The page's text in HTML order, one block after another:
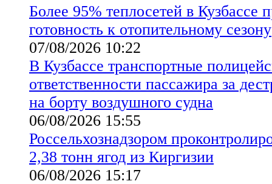
Более 95% теплосетей в Кузбассе
готовность к отопительному сезону
07/08/2026 10:22
В Кузбассе транспортные
ответственности пассажира за
на борту воздушного судна
06/08/2026 15:55
Россельхознадзором
2,38 тонн ягод из Киргизии
06/08/2026 15:17